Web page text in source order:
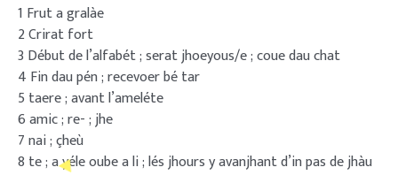
1 Frut a gralàe
2 Crirat fort
3 Début de l’alfabét ; serat jhoeyous/e ; coue dau chat
4 Fin dau pén ; recevoer bé tar
5 taere ; avant l’ameléte
6 amic ; re- ; jhe
7 nai ; çheù
8 te ; a yéle oube a li ; lés jhours y avanjhant d’in pas de jhàu